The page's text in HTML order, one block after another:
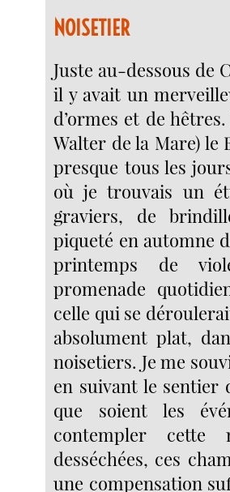
NOISETIER
Juste au-dessous de
il y avait un
d’ormes et de
Walter de la Mare) le
presque tous les
où je trouvais un
graviers, de
piqueté en automne
printemps de
promenade
celle qui se
absolument plat,
noisetiers. Je me
en suivant le sentier
que soient les
contempler cette
desséchées, ces
une compensation